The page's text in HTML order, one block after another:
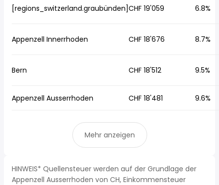
[regions_switzerland.graubünden]CHF 19'059 6.8%
Appenzell Innerrhoden CHF 18'676 8.7%
Bern CHF 18'512 9.5%
Appenzell Ausserrhoden CHF 18'481 9.6%
Mehr anzeigen
HINWEIS* Quellensteuer werden auf der Grundlage der
Appenzell Ausserrhoden von CH, Einkommensteuer